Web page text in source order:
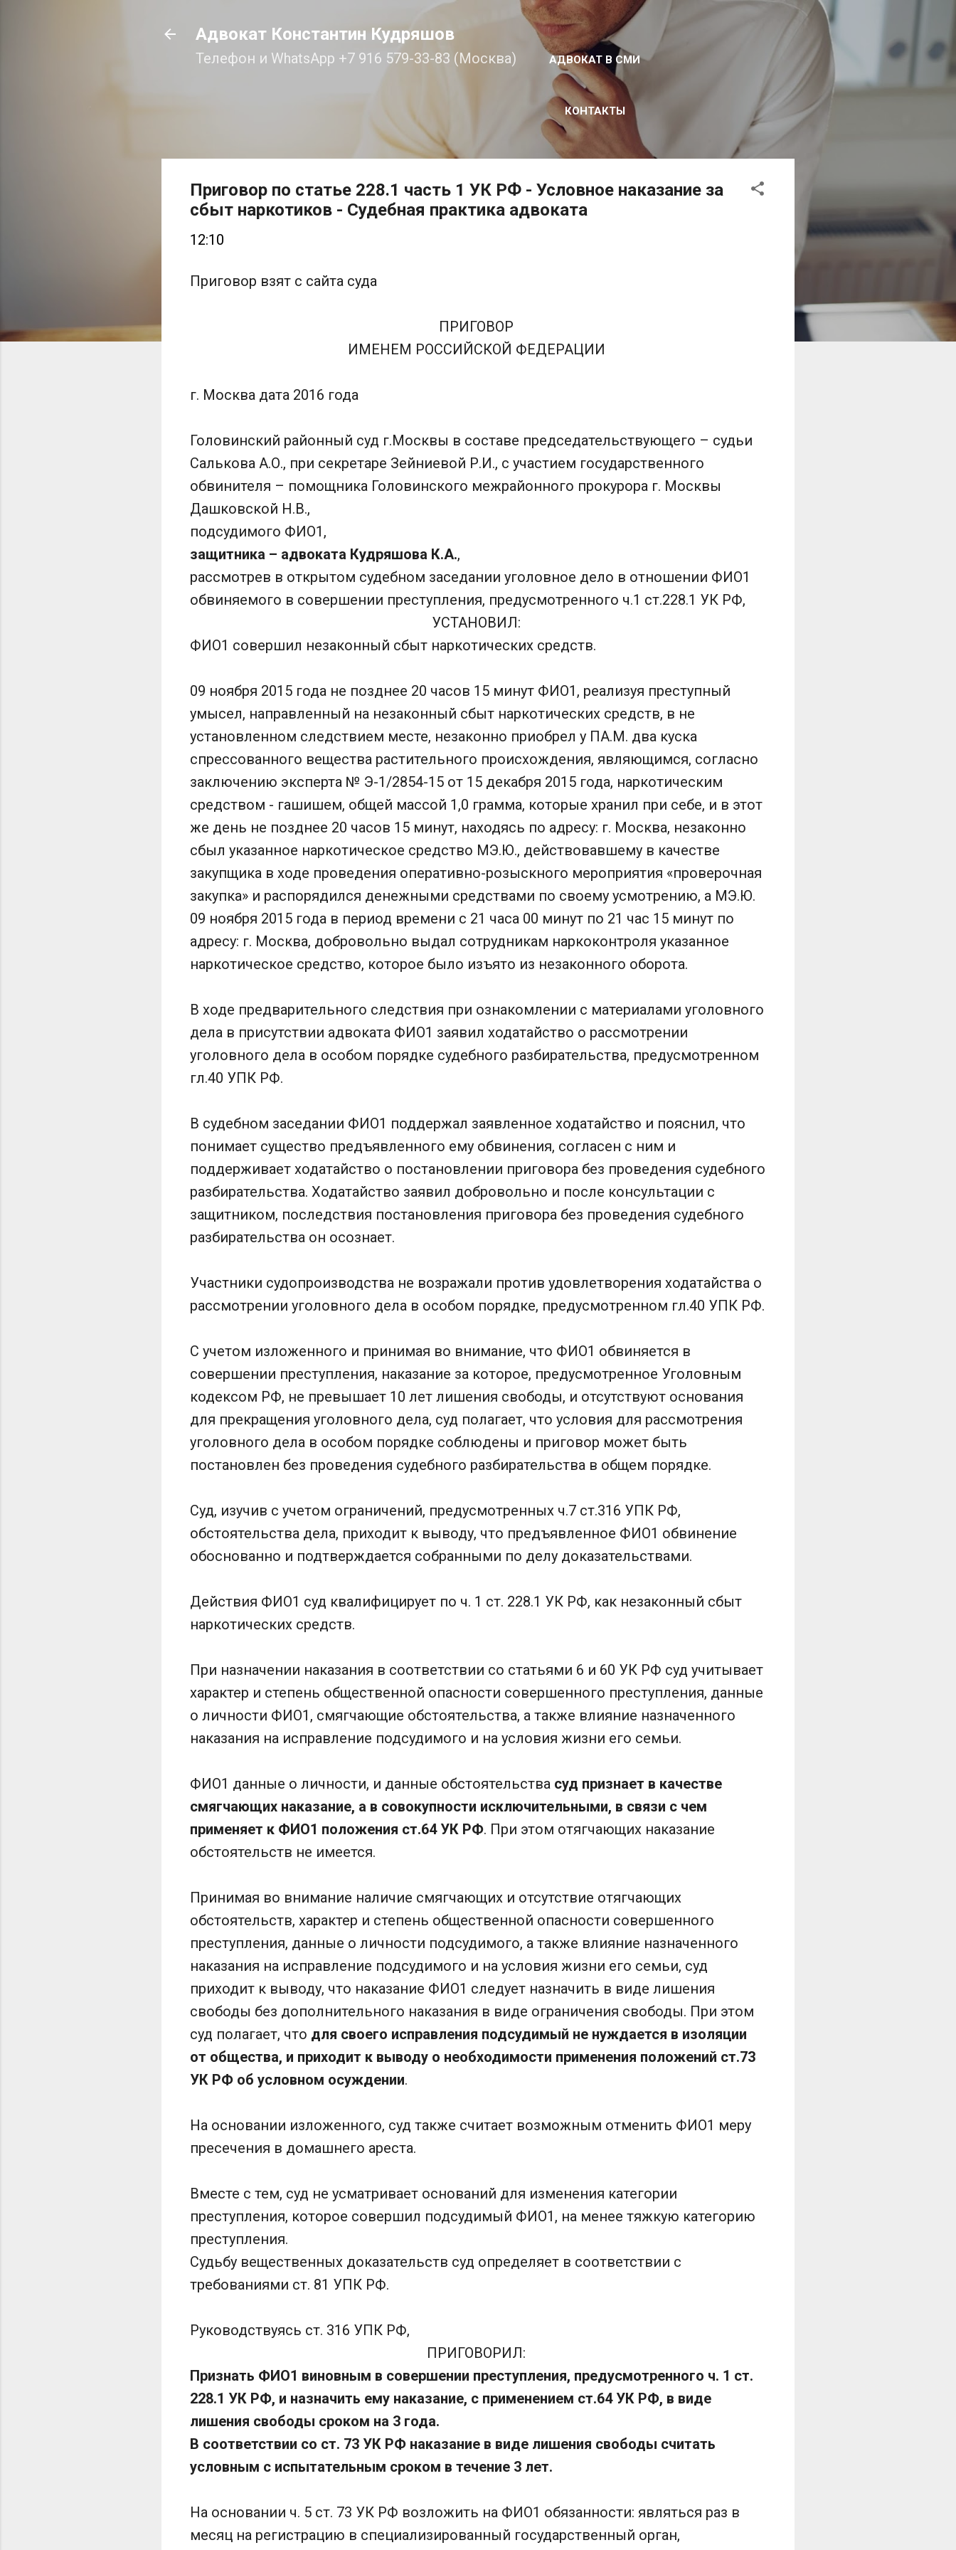
К основному контенту
Адвокат Константин Кудряшов
Телефон и WhatsApp +7 916 579-33-83 (Москва) АДВОКАТ В СМИ
КОНТАКТЫ
Приговор по статье 228.1 часть 1 УК РФ - Условное наказание за
сбыт наркотиков - Судебная практика адвоката
12:10
Приговор взят с сайта суда
ПРИГОВОР
ИМЕНЕМ РОССИЙСКОЙ ФЕДЕРАЦИИ
г. Москва дата 2016 года
Головинский районный суд г.Москвы в составе председательствующего – судьи
Салькова А.О., при секретаре Зейниевой Р.И., с участием государственного
обвинителя – помощника Головинского межрайонного прокурора г. Москвы
Дашковской Н.В.,
подсудимого ФИО1,
защитника – адвоката Кудряшова К.А.,
рассмотрев в открытом судебном заседании уголовное дело в отношении ФИО1
обвиняемого в совершении преступления, предусмотренного ч.1 ст.228.1 УК РФ,
УСТАНОВИЛ:
ФИО1 совершил незаконный сбыт наркотических средств.
09 ноября 2015 года не позднее 20 часов 15 минут ФИО1, реализуя преступный
умысел, направленный на незаконный сбыт наркотических средств, в не
установленном следствием месте, незаконно приобрел у ПА.М. два куска
спрессованного вещества растительного происхождения, являющимся, согласно
заключению эксперта № Э-1/2854-15 от 15 декабря 2015 года, наркотическим
средством - гашишем, общей массой 1,0 грамма, которые хранил при себе, и в этот
же день не позднее 20 часов 15 минут, находясь по адресу: г. Москва, незаконно
сбыл указанное наркотическое средство МЭ.Ю., действовавшему в качестве
закупщика в ходе проведения оперативно-розыскного мероприятия «проверочная
закупка» и распорядился денежными средствами по своему усмотрению, а МЭ.Ю.
09 ноября 2015 года в период времени с 21 часа 00 минут по 21 час 15 минут по
адресу: г. Москва, добровольно выдал сотрудникам наркоконтроля указанное
наркотическое средство, которое было изъято из незаконного оборота.
В ходе предварительного следствия при ознакомлении с материалами уголовного
дела в присутствии адвоката ФИО1 заявил ходатайство о рассмотрении
уголовного дела в особом порядке судебного разбирательства, предусмотренном
гл.40 УПК РФ.
В судебном заседании ФИО1 поддержал заявленное ходатайство и пояснил, что
понимает существо предъявленного ему обвинения, согласен с ним и
поддерживает ходатайство о постановлении приговора без проведения судебного
разбирательства. Ходатайство заявил добровольно и после консультации с
защитником, последствия постановления приговора без проведения судебного
разбирательства он осознает.
Участники судопроизводства не возражали против удовлетворения ходатайства о
рассмотрении уголовного дела в особом порядке, предусмотренном гл.40 УПК РФ.
С учетом изложенного и принимая во внимание, что ФИО1 обвиняется в
совершении преступления, наказание за которое, предусмотренное Уголовным
кодексом РФ, не превышает 10 лет лишения свободы, и отсутствуют основания
для прекращения уголовного дела, суд полагает, что условия для рассмотрения
уголовного дела в особом порядке соблюдены и приговор может быть
постановлен без проведения судебного разбирательства в общем порядке.
Суд, изучив с учетом ограничений, предусмотренных ч.7 ст.316 УПК РФ,
обстоятельства дела, приходит к выводу, что предъявленное ФИО1 обвинение
обоснованно и подтверждается собранными по делу доказательствами.
Действия ФИО1 суд квалифицирует по ч. 1 ст. 228.1 УК РФ, как незаконный сбыт
наркотических средств.
При назначении наказания в соответствии со статьями 6 и 60 УК РФ суд учитывает
характер и степень общественной опасности совершенного преступления, данные
о личности ФИО1, смягчающие обстоятельства, а также влияние назначенного
наказания на исправление подсудимого и на условия жизни его семьи.
ФИО1 данные о личности, и данные обстоятельства суд признает в качестве
смягчающих наказание, а в совокупности исключительными, в связи с чем
применяет к ФИО1 положения ст.64 УК РФ. При этом отягчающих наказание
обстоятельств не имеется.
Принимая во внимание наличие смягчающих и отсутствие отягчающих
обстоятельств, характер и степень общественной опасности совершенного
преступления, данные о личности подсудимого, а также влияние назначенного
наказания на исправление подсудимого и на условия жизни его семьи, суд
приходит к выводу, что наказание ФИО1 следует назначить в виде лишения
свободы без дополнительного наказания в виде ограничения свободы. При этом
суд полагает, что для своего исправления подсудимый не нуждается в изоляции
от общества, и приходит к выводу о необходимости применения положений ст.73
УК РФ об условном осуждении.
На основании изложенного, суд также считает возможным отменить ФИО1 меру
пресечения в домашнего ареста.
Вместе с тем, суд не усматривает оснований для изменения категории
преступления, которое совершил подсудимый ФИО1, на менее тяжкую категорию
преступления.
Судьбу вещественных доказательств суд определяет в соответствии с
требованиями ст. 81 УПК РФ.
Руководствуясь ст. 316 УПК РФ,
ПРИГОВОРИЛ:
Признать ФИО1 виновным в совершении преступления, предусмотренного ч. 1 ст.
228.1 УК РФ, и назначить ему наказание, с применением ст.64 УК РФ, в виде
лишения свободы сроком на 3 года.
В соответствии со ст. 73 УК РФ наказание в виде лишения свободы считать
условным с испытательным сроком в течение 3 лет.
На основании ч. 5 ст. 73 УК РФ возложить на ФИО1 обязанности: являться раз в
месяц на регистрацию в специализированный государственный орган,